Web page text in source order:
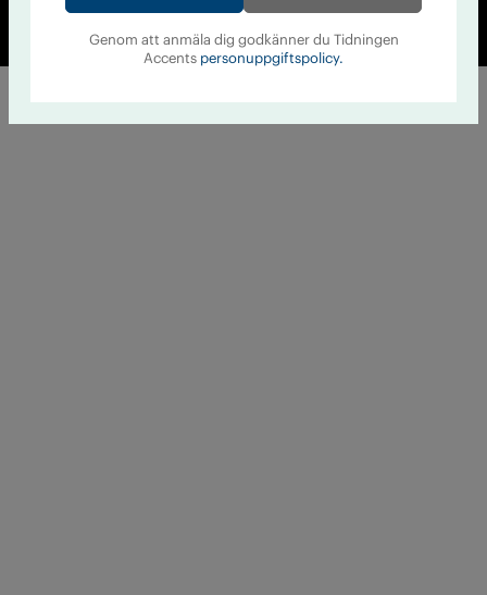
Cookiepolicy
Personuppgiftspolicy
Genom att anmäla dig godkänner du Tidningen
Accents personuppgiftspolicy.